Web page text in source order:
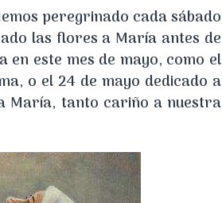
peregrinado cada sábado
las flores a María antes de
este mes de mayo, como el
o el 24 de mayo dedicado a
María, tanto cariño a nuestra